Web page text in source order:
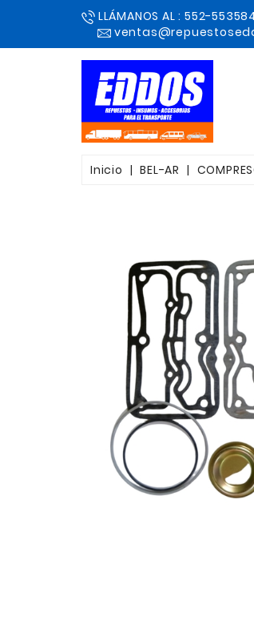
LLÁMANOS AL : 552-
Inicio BEL-AR